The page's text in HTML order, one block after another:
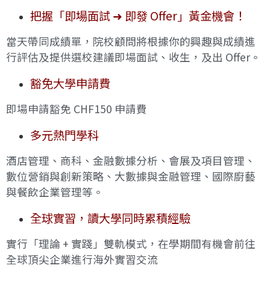
把握「即場面試 ➜ 即發 Offer」黃金機會！
當天帶同成績單，院校顧問將根據你的興趣與成績進
行評估及提供選校建議即場面試、收生，及出 Offer。
豁免大學申請費
即場申請豁免 CHF150 申請費
多元熱門學科
酒店管理、商科、金融數據分析、會展及項目管理、
數位營銷與創新策略、大數據與金融管理、國際廚藝
與餐飲企業管理等。
全球實習，讀大學同時累積經驗
實行「理論 + 實踐」雙軌模式，在學期間有機會前往
全球頂尖企業進行海外實習交流